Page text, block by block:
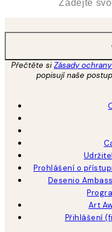
Přečtěte siZásady
popisují naše
Prohlášení o
Desenio
Art
Přihlášení